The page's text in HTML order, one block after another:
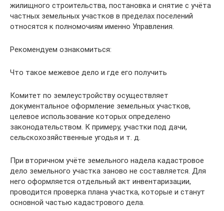
жилищного строительства, постановка и снятие с учёта
частных земельных участков в пределах поселений
относятся к полномочиям именно Управления.
Рекомендуем ознакомиться:
Что такое межевое дело и где его получить
Комитет по землеустройству осуществляет
документальное оформление земельных участков,
целевое использование которых определено
законодательством. К примеру, участки под дачи,
сельскохозяйственные угодья и т. д.
При вторичном учёте земельного надела кадастровое
дело земельного участка заново не составляется. Для
него оформляется отдельный акт инвентаризации,
проводится проверка плана участка, которые и станут
основной частью кадастрового дела.